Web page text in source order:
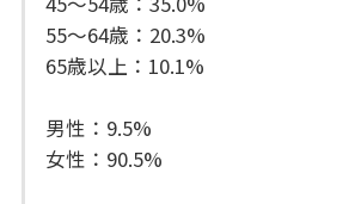
55～64歳：20.3%
65歳以上：10.1%
男性：9.5%
女性：90.5%